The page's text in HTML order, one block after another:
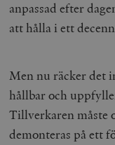
anpassad efter
att hålla i ett
Men nu räcker det
hållbar och
Tillverkaren måste
demonteras på ett